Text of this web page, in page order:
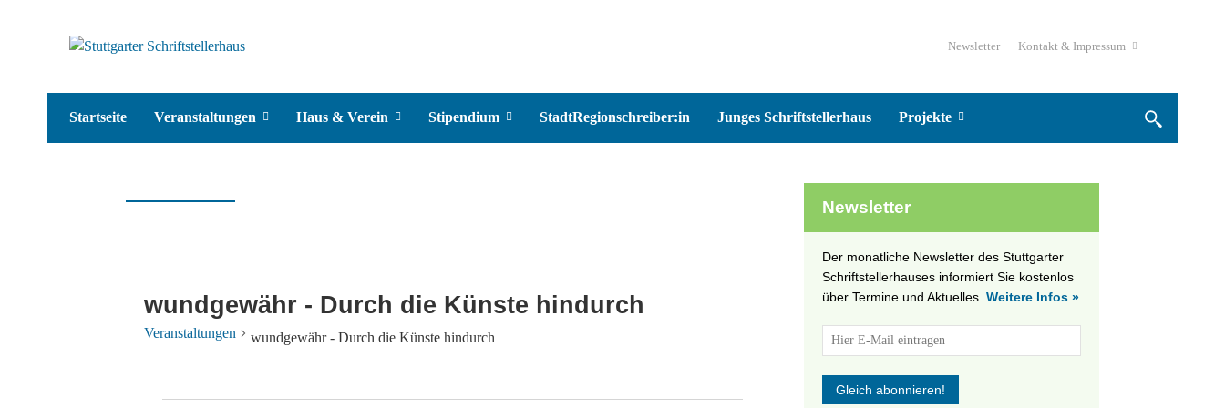
Newsletter Kontakt & Impressum
Startseite Veranstaltungen Haus & Verein Stipendium StadtRegionschreiber:in Junges Schriftstellerhaus Projekte
wundgewähr - Durch die Künste hindurch
Veranstaltungen wundgewähr - Durch die Künste hindurch
Newsletter
Der monatliche Newsletter des Stuttgarter
Schriftstellerhauses informiert Sie kostenlos
über Termine und Aktuelles. Weitere Infos »